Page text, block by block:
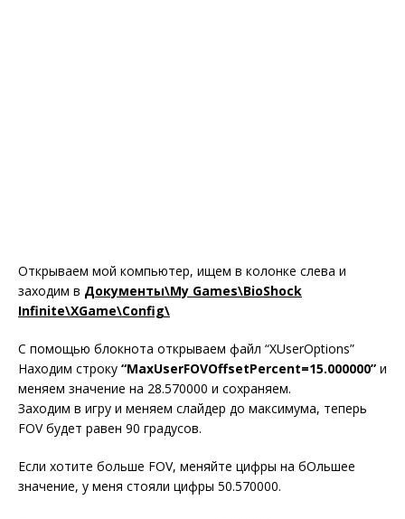
Открываем мой компьютер, ищем в колонке слева и
заходим в Документы\My Games\BioShock
Infinite\XGame\Config\
С помощью блокнота открываем файл “XUserOptions”
Находим строку “MaxUserFOVOffsetPercent=15.000000” и
меняем значение на 28.570000 и сохраняем.
Заходим в игру и меняем слайдер до максимума, теперь
FOV будет равен 90 градусов.
Если хотите больше FOV, меняйте цифры на бОльшее
значение, у меня стояли цифры 50.570000.